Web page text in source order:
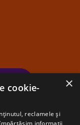
×
cookie-
reclamele și
informații